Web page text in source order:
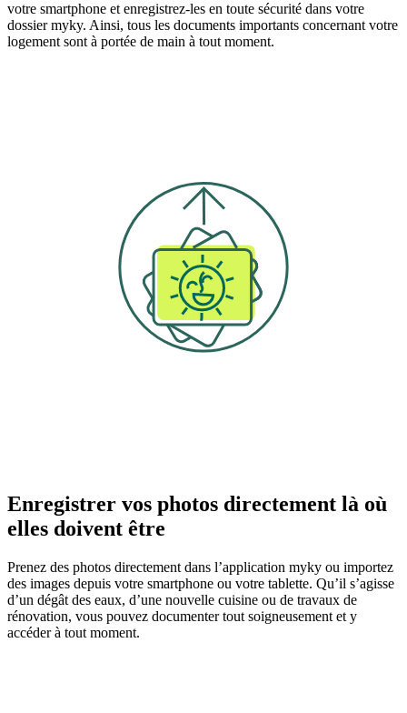
votre smartphone et enregistrez-les en toute sécurité dans votre
dossier myky. Ainsi, tous les documents importants concernant votre
logement sont à portée de main à tout moment.
Enregistrer vos photos directement là où
elles doivent être
Prenez des photos directement dans l’application myky ou importez
des images depuis votre smartphone ou votre tablette. Qu’il s’agisse
d’un dégât des eaux, d’une nouvelle cuisine ou de travaux de
rénovation, vous pouvez documenter tout soigneusement et y
accéder à tout moment.